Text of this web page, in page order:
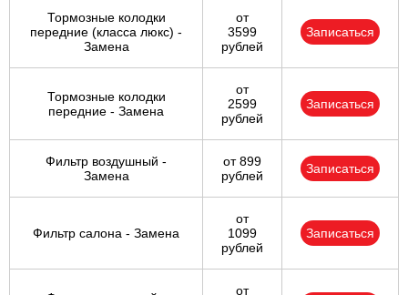
Тормозные колодки
передние (класса люкс) -
Замена
от
3599
рублей
Записаться
Тормозные колодки
передние - Замена
от
2599
рублей
Записаться
Фильтр воздушный -
Замена
от 899
рублей
Записаться
Фильтр салона - Замена
от
1099
рублей
Записаться
от